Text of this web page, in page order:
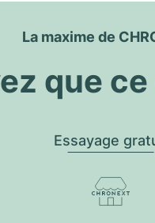
La maxime de
que
Essayage